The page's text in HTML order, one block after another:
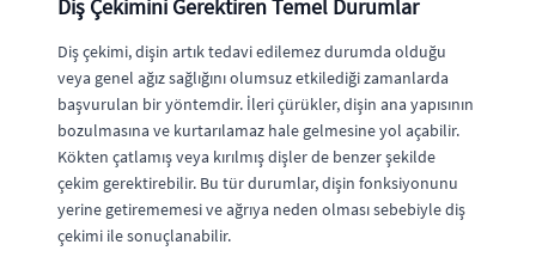
Diş Çekimini Gerektiren Temel Durumlar
Diş çekimi, dişin artık tedavi edilemez durumda olduğu
veya genel ağız sağlığını olumsuz etkilediği zamanlarda
başvurulan bir yöntemdir. İleri çürükler, dişin ana yapısının
bozulmasına ve kurtarılamaz hale gelmesine yol açabilir.
Kökten çatlamış veya kırılmış dişler de benzer şekilde
çekim gerektirebilir. Bu tür durumlar, dişin fonksiyonunu
yerine getirememesi ve ağrıya neden olması sebebiylediş
çekimi ile sonuçlanabilir.